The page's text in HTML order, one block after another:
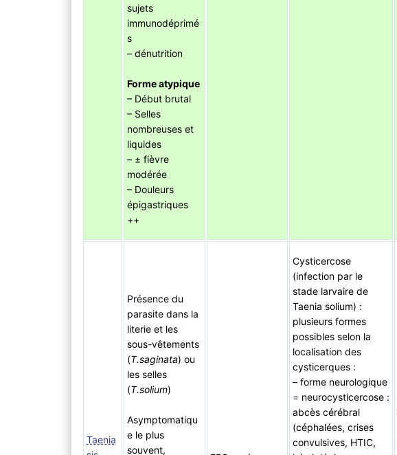
sujets
immunodéprimé
s
– dénutrition
Forme atypique
– Début brutal
– Selles
nombreuses et
liquides
– ± fièvre
modérée
– Douleurs
épigastriques
++
Taenia
Présence du
parasite dans la
literie et les
sous-vêtements
(T.saginata) ou
les selles
(T.solium)
Asymptomatiqu
e le plus
souvent,
Cysticercose
(infection par le
stade larvaire de
Taenia solium) :
plusieurs formes
possibles selon la
localisation des
cysticerques :
– forme neurologique
= neurocysticercose :
abcès cérébral
(céphalées, crises
convulsives, HTIC,